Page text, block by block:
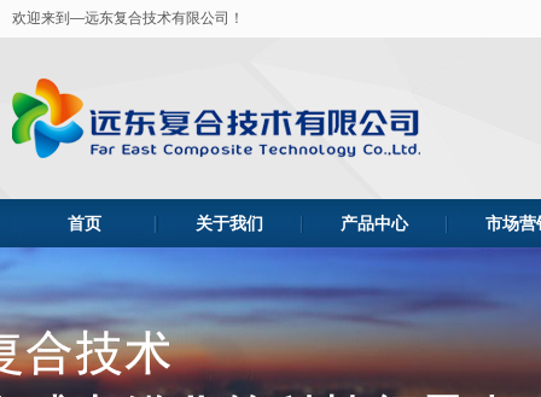
欢迎来到—远东复合技术有限公司！
首页 关于我们 产品中心 市场营